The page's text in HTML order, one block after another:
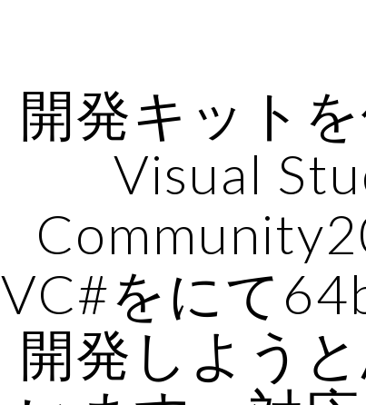
開発キット
Visual
VC#をにて
開発しよう